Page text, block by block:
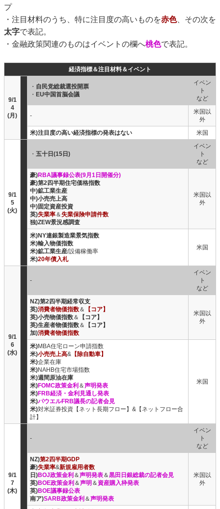
プ
・注目材料のうち、特に注目度の高いものを赤色、その次を
太字で表記。
・金融政策関連のものはイベントの欄へ桃色で表記。
経済指標＆注目材料＆イベント
9/1
4
(月)
・ 自民党総裁選投開票
・ EU中国首脳会議
イベン
ト
など
-
米国以
外
米)注目度の高い経済指標の発表はない
米国
9/1
5
(火)
・ 五十日(15日)
イベン
ト
など
豪)RBA議事録公表(9月1日開催分)
豪)第2四半期住宅価格指数
中)鉱工業生産
中)小売売上高
中)固定資産投資
英)失業率＆失業保険申請件数
独)ZEW景況感調査
米国以
外
米)NY連銀製造業景気指数
米)輸入物価指数
米)鉱工業生産/設備稼働率
米)20年債入札
米国
9/1
6
(水)
-
イベン
ト
など
NZ)第2四半期経常収支
英)消費者物価指数＆
【コア】
英)小売物価指数＆
【コア】
英)生産者物価指数＆
【コア】
加)消費者物価指数
米国以
外
米)MBA住宅ローン申請指数
米)小売売上高& 【除自動車】
米)企業在庫
米)NAHB住宅市場指数
米)週間原油在庫
米)FOMC政策金利 ＆声明発表
米)FRB経済・金利見通し発表
米)パウエルFRB議長の記者会見
米)対米証券投資【ネット長期フロー】&【ネットフロー合
計】
米国
9/1
7
(木)
-
イベン
ト
など
NZ)第2四半期GDP
豪)失業率&新規雇用者数
日)BOJ政策金利 ＆声明発表＆黒田日銀総裁の記者会見
英)BOE政策金利 ＆声明 ＆資産購入枠発表
英)BOE議事録公表
南ア)SARB政策金利 ＆声明発表
米国以
外